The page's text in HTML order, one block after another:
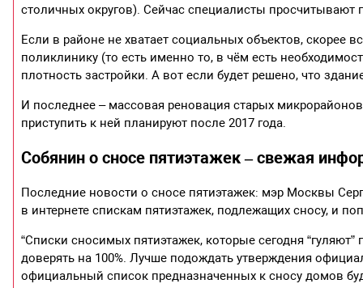
столичных округов). Сейчас специалисты просчитывают
Если в районе не хватает социальных объектов, скорее
поликлинику (то есть именно то, в чём есть
плотность застройки. А вот если будет решено, что
И последнее – массовая реновация старых
приступить к ней планируют после 2017 года.
Собянин о сносе пятиэтажек – свежая
Последние новости о сносе пятиэтажек: мэр Москвы
в интернете спискам пятиэтажек, подлежащих сносу, и
“Списки сносимых пятиэтажек, которые сегодня
доверять на 100%. Лучше подождать утверждения
официальный список предназначенных к сносу домов